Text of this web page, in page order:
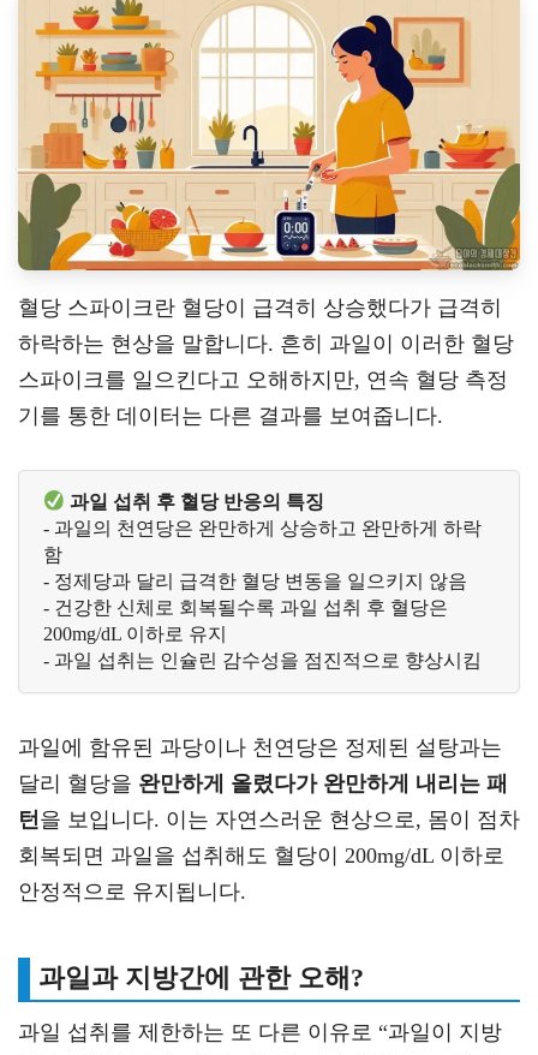
혈당 스파이크란 혈당이 급격히 상승했다가 급격히
하락하는 현상을 말합니다. 흔히 과일이 이러한 혈당
스파이크를 일으킨다고 오해하지만, 연속 혈당 측정
기를 통한 데이터는 다른 결과를 보여줍니다.
과일 섭취 후 혈당 반응의 특징
- 과일의 천연당은 완만하게 상승하고 완만하게 하락
함
- 정제당과 달리 급격한 혈당 변동을 일으키지 않음
- 건강한 신체로 회복될수록 과일 섭취 후 혈당은
200mg/dL 이하로 유지
- 과일 섭취는 인슐린 감수성을 점진적으로 향상시킴
과일에 함유된 과당이나 천연당은 정제된 설탕과는
달리 혈당을 완만하게 올렸다가 완만하게 내리는 패
턴을 보입니다. 이는 자연스러운 현상으로, 몸이 점차
회복되면 과일을 섭취해도 혈당이 200mg/dL 이하로
안정적으로 유지됩니다.
과일과 지방간에 관한 오해?
과일 섭취를 제한하는 또 다른 이유로 “과일이 지방